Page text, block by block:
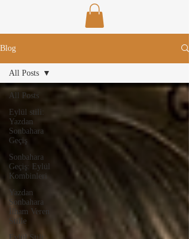
Blog
All Posts
Eylül stili:
Yazdan
Sonbahara
Geçiş
Sonbahara
Geçiş: Eylül
Kombinleri
Yazdan
Sonbahara
İlham Veren
Stille
All Posts